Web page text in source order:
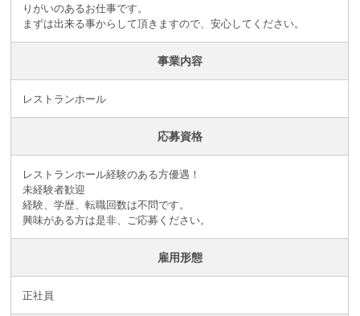
りがいのあるお仕事です。
まずは出来る事からして頂きますので、安心してください。
事業内容
レストランホール
応募資格
レストランホール経験のある方優遇！
未経験者歓迎
経験、学歴、転職回数は不問です。
興味がある方は是非、ご応募ください。
雇用形態
正社員